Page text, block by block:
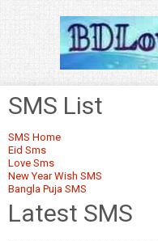
SMS List
SMS Home
Eid Sms
Love Sms
New Year Wish SMS
Bangla Puja SMS
Latest SMS